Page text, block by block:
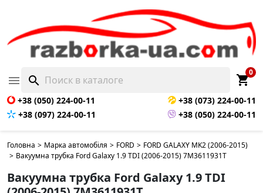
 search shopping_cart
0
+38 (050) 224-00-11
+38 (073) 224-00-11
+38 (097) 224-00-11
+38 (050) 224-00-11
Головна > Марка автомобіля > FORD > FORD GALAXY MK2 (2006-2015)
> Вакуумна трубка Ford Galaxy 1.9 TDI (2006-2015) 7M3611931T
Вакуумна трубка Ford Galaxy 1.9 TDI
НЕМАЄ В НАЯВНОСТІ